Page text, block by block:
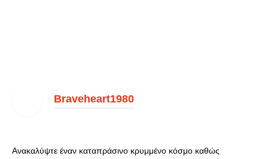
Braveheart1980
Ανακαλύψτε έναν καταπράσινο κρυμμένο κόσμο καθώς